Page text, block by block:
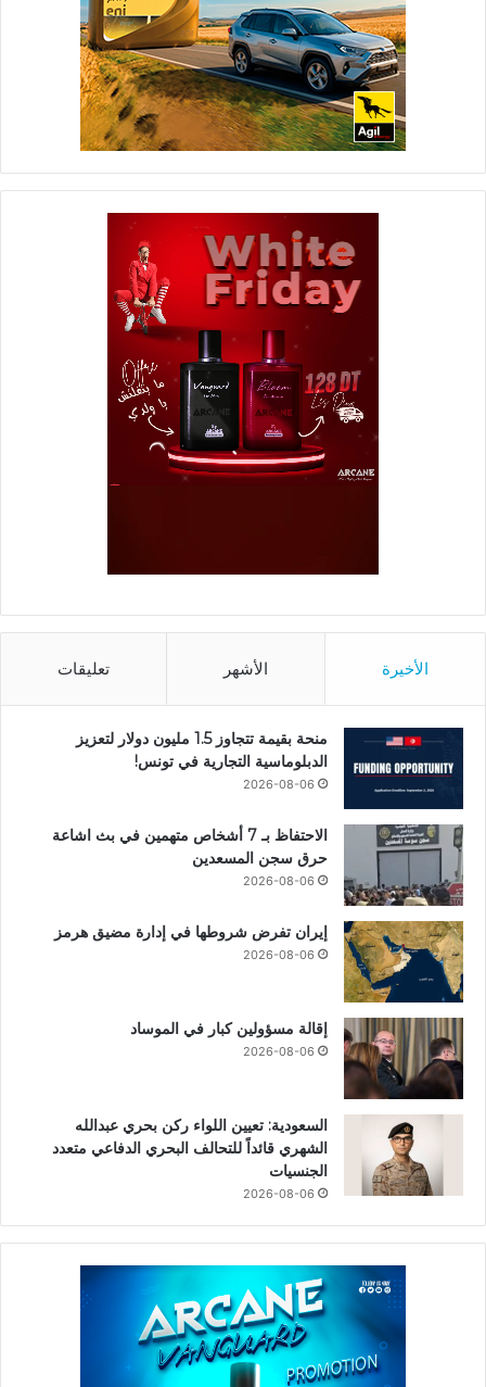
الأخيرة الأشهر تعليقات
منحة بقيمة تتجاوز 1.5 مليون دولار لتعزيز
الدبلوماسية التجارية في تونس!
2026-08-06
الاحتفاظ بـ 7 أشخاص متهمين في بث اشاعة
حرق سجن المسعدين
2026-08-06
إيران تفرض شروطها في إدارة مضيق هرمز
2026-08-06
إقالة مسؤولين كبار في الموساد
2026-08-06
السعودية: تعيين اللواء ركن بحري عبدالله
الشهري قائداً للتحالف البحري الدفاعي متعدد
الجنسيات
2026-08-06